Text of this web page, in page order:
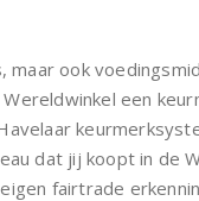
maar ook
een
dat jij koopt in de
fairtrade